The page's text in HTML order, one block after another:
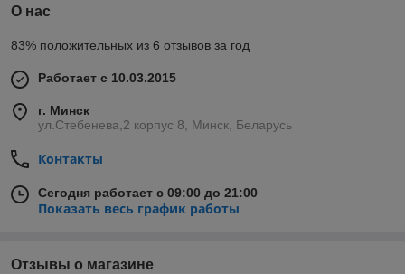
О нас
83% положительных из 6 отзывов за год
Работает с 10.03.2015
г. Минск
ул.Стебенева,2 корпус 8, Минск, Беларусь
Контакты
Сегодня работает с 09:00 до 21:00
Показать весь график работы
Отзывы о магазине